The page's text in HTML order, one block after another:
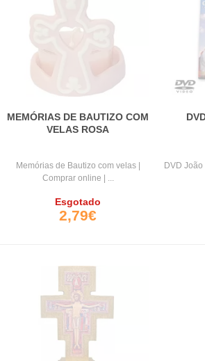
MEMÓRIAS DE BAUTIZO COM
VELAS ROSA
Memórias de Bautizo com velas |
Comprar online | ...
Esgotado
2,79€
DVD